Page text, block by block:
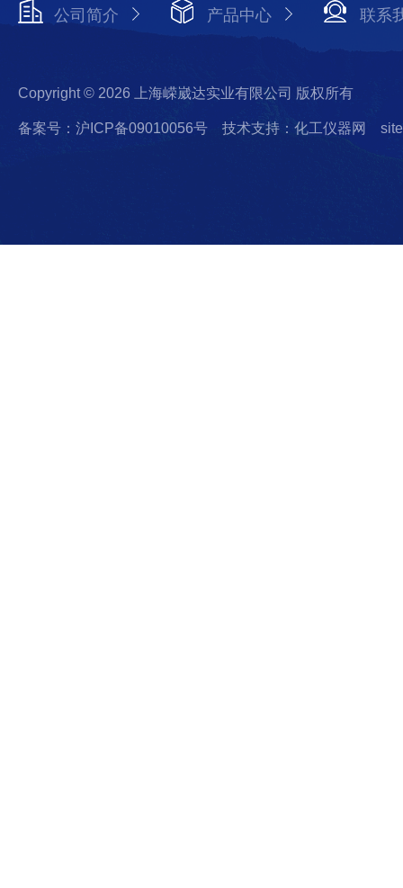
公司简介 产品中心 联系
Copyright © 2026 上海嵘崴达实业有限公司 版权所有
备案号：沪ICP备09010056号 技术支持：化工仪器网